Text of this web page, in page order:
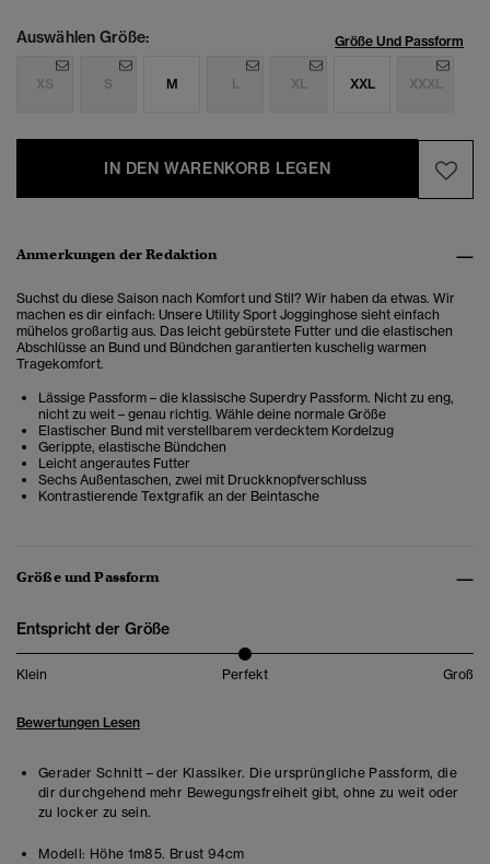
Auswählen Größe: Größe Und Passform
XS S M L XL XXL XXXL
IN DEN WARENKORB LEGEN
Anmerkungen der Redaktion
Suchst du diese Saison nach Komfort und Stil? Wir haben da etwas. Wir
machen es dir einfach: Unsere Utility Sport Jogginghose sieht einfach
mühelos großartig aus. Das leicht gebürstete Futter und die elastischen
Abschlüsse an Bund und Bündchen garantierten kuschelig warmen
Tragekomfort.
Lässige Passform – die klassische Superdry Passform. Nicht zu eng,
nicht zu weit – genau richtig. Wähle deine normale Größe
Elastischer Bund mit verstellbarem verdecktem Kordelzug
Gerippte, elastische Bündchen
Leicht angerautes Futter
Sechs Außentaschen, zwei mit Druckknopfverschluss
Kontrastierende Textgrafik an der Beintasche
Größe und Passform
Entspricht der Größe
Klein Perfekt Groß
Bewertungen Lesen
Gerader Schnitt – der Klassiker. Die ursprüngliche Passform, die
dir durchgehend mehr Bewegungsfreiheit gibt, ohne zu weit oder
zu locker zu sein.
Modell: Höhe 1m85. Brust 94cm